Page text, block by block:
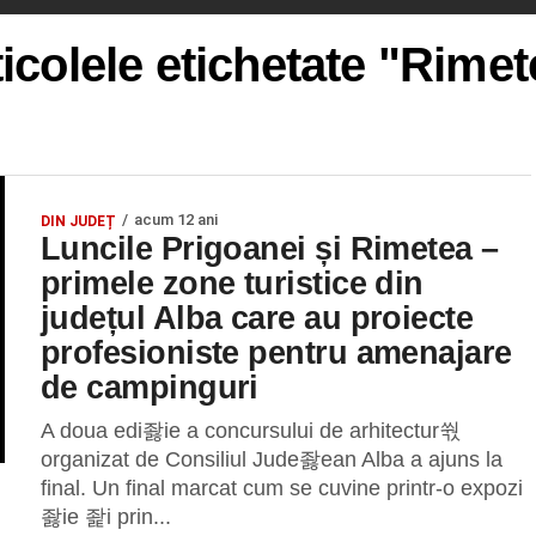
etichetate
DIN JUDEȚ acum 12 ani
Luncile Prigoanei și Rimetea –
primele zone turistice din
județul Alba care au proiecte
profesioniste pentru amenajare
de campinguri
A doua edi좛ie a concursului de arhitectur쒃
organizat de Consiliul Jude좛ean Alba a ajuns la
final. Un final marcat cum se cuvine printr-o expozi
좛ie 좙i prin...